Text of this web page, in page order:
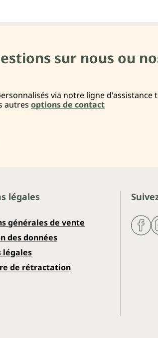
sur nous ou
via notre ligne d'assistance
autres options de contact
légales
générales de vente
des données
légales
de rétractation